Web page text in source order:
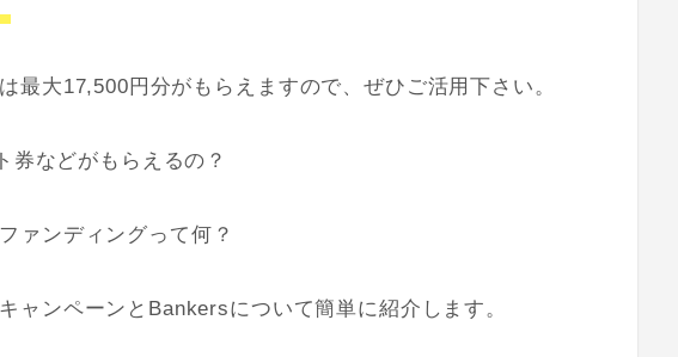
最大17,500円分がもらえますので、ぜひご活用下さい。
券などがもらえるの？
ァンディングって何？
ャンペーンとBankersについて簡単に紹介します。